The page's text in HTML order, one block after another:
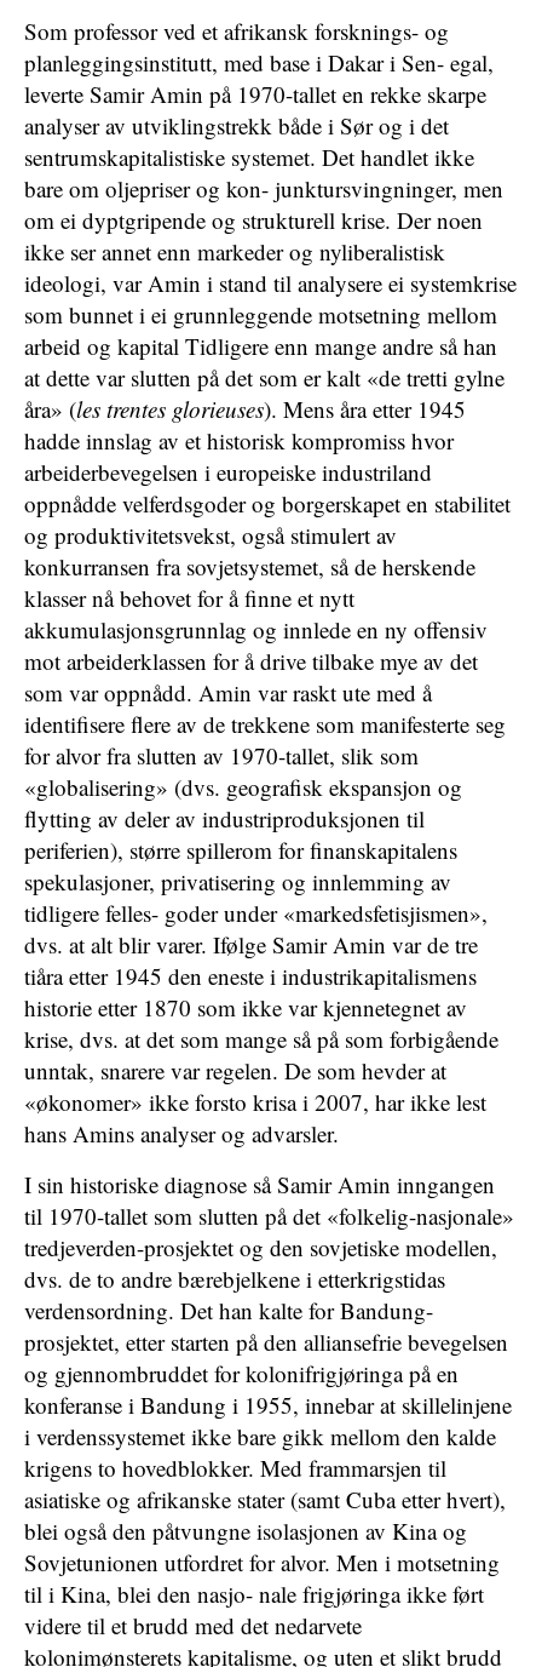
Som professor ved et afrikansk forsknings- og
planleggingsinstitutt, med base i Dakar i Sen- egal,
leverte Samir Amin på 1970-tallet en rekke skarpe
analyser av utviklingstrekk både i Sør og i det
sentrumskapitalistiske systemet. Det handlet ikke
bare om oljepriser og kon- junktursvingninger, men
om ei dyptgripende og strukturell krise. Der noen
ikke ser annet enn markeder og nyliberalistisk
ideologi, var Amin i stand til analysere ei systemkrise
som bunnet i ei grunnleggende motsetning mellom
arbeid og kapital Tidligere enn mange andre så han
at dette var slutten på det som er kalt «de tretti gylne
åra» (les trentes glorieuses). Mens åra etter 1945
hadde innslag av et historisk kompromiss hvor
arbeiderbevegelsen i europeiske industriland
oppnådde velferdsgoder og borgerskapet en stabilitet
og produktivitetsvekst, også stimulert av
konkurransen fra sovjetsystemet, så de herskende
klasser nå behovet for å finne et nytt
akkumulasjonsgrunnlag og innlede en ny offensiv
mot arbeiderklassen for å drive tilbake mye av det
som var oppnådd. Amin var raskt ute med å
identifisere flere av de trekkene som manifesterte seg
for alvor fra slutten av 1970-tallet, slik som
«globalisering» (dvs. geografisk ekspansjon og
flytting av deler av industriproduksjonen til
periferien), større spillerom for finanskapitalens
spekulasjoner, privatisering og innlemming av
tidligere felles- goder under «markedsfetisjismen»,
dvs. at alt blir varer. Ifølge Samir Amin var de tre
tiåra etter 1945 den eneste i industrikapitalismens
historie etter 1870 som ikke var kjennetegnet av
krise, dvs. at det som mange så på som forbigående
unntak, snarere var regelen. De som hevder at
«økonomer» ikke forsto krisa i 2007, har ikke lest
hans Amins analyser og advarsler.
I sin historiske diagnose så Samir Amin inngangen
til 1970-tallet som slutten på det «folkelig-nasjonale»
tredjeverden-prosjektet og den sovjetiske modellen,
dvs. de to andre bærebjelkene i etterkrigstidas
verdensordning. Det han kalte for Bandung-
prosjektet, etter starten på den alliansefrie bevegelsen
og gjennombruddet for kolonifrigjøringa på en
konferanse i Bandung i 1955, innebar at skillelinjene
i verdenssystemet ikke bare gikk mellom den kalde
krigens to hovedblokker. Med frammarsjen til
asiatiske og afrikanske stater (samt Cuba etter hvert),
blei også den påtvungne isolasjonen av Kina og
Sovjetunionen utfordret for alvor. Men i motsetning
til i Kina, blei den nasjo- nale frigjøringa ikke ført
videre til et brudd med det nedarvete
kolonimønsterets kapitalisme, og uten et slikt brudd